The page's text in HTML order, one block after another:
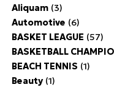
Aliquam(3)
Automotive (6)
BASKET LEAGUE (57)
BASKETBALL
BEACH TENNIS (1)
Beauty(1)